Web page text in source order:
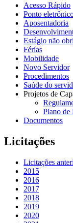
Acesso Rápido
Ponto
Aposentadoria
Estágio não
Férias
Mobilidade
Novo Servidor
Procedimentos
Saúde do
Projetos de
Plano de
Documentos
Licitações
Licitações
2015
2016
2017
2018
2019
2020